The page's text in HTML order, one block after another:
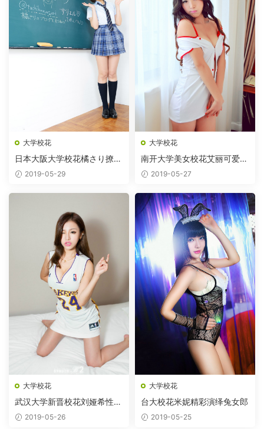
大学校花
日本大阪大学校花橘さり撩裙
制服2019-05-29
大学校花
南开大学美女校花艾丽可爱护
士装2019-05-27
大学校花
武汉大学新晋校花刘娅希性感
袭来2019-05-26
大学校花
台大校花米妮精彩演绎兔女郎
2019-05-25